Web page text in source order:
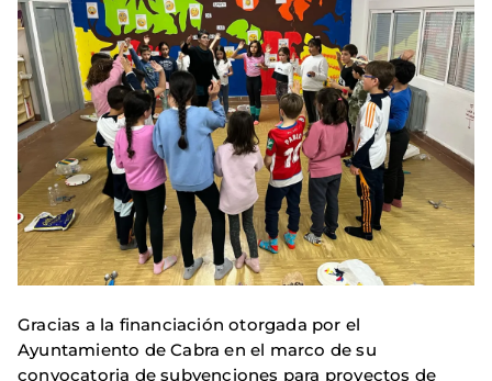
Gracias a la financiación otorgada por el
Ayuntamiento de Cabra en el marco de su
convocatoria de subvenciones para proyectos de